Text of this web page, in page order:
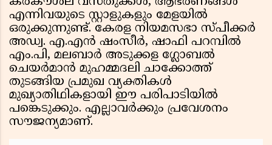
എന്നിവയുടെ സ്റ്റാളുകളും മേളയിൽ
ഒരുക്കുന്നുണ്ട്. കേരള നിയമസഭാ സ്പീക്കർ
അഡ്വ. എ.എൻ ഷംസീർ, ഷാഫി പറമ്പിൽ
എം.പി, മലബാർ അടുക്കള ഗ്ലോബൽ
ചെയർമാൻ മുഹമ്മദലി ചാക്കോത്ത്
തുടങ്ങിയ പ്രമുഖ വ്യക്തികൾ
മുഖ്യാതിഥികളായി ഈ പരിപാടിയിൽ
പങ്കെടുക്കും. എല്ലാവർക്കും പ്രവേശനം
സൗജന്യമാണ്.